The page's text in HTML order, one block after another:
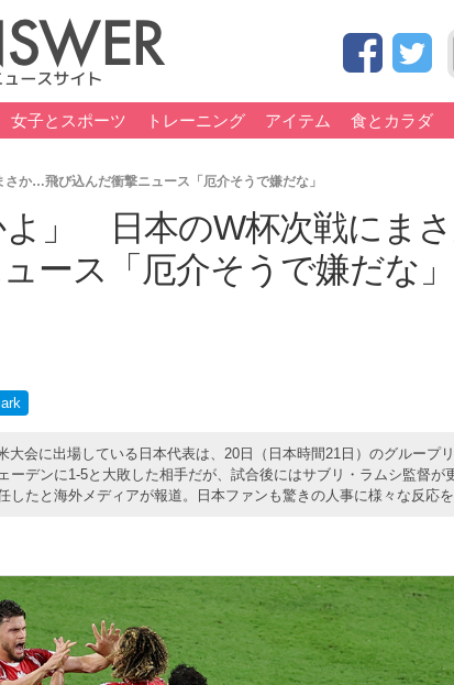
女子とスポーツ トレーニング アイテム 食とカラダ
か…飛び込んだ衝撃ニュース「厄介そうで嫌だな」
よ」 日本のW杯次戦にま
ース「厄介そうで嫌だな」
大会に出場している日本代表は、20日（日本時間21日）のグループ
ーデンに1-5と大敗した相手だが、試合後にはサブリ・ラムシ監督が
たと海外メディアが報道。日本ファンも驚きの人事に様々な反応を